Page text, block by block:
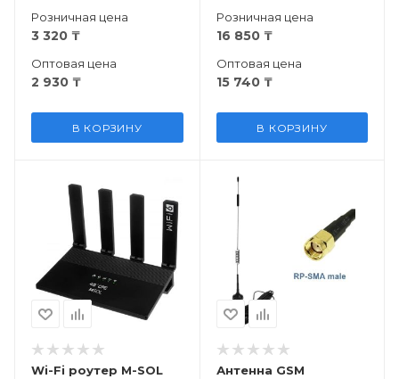
Розничная цена
3 320 ₸
Оптовая цена
2 930 ₸
В КОРЗИНУ
5000 мАч
Розничная цена
16 850₸
Оптовая цена
15 740₸
В КОРЗИНУ
Wi-Fi роутер M-SOL
Антенна GSM